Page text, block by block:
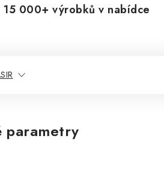
15 000+ výrobků v nabídce
parametry